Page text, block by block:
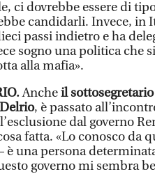
ci dovrebbe essere di
candidarli. Invece, in
passi indietro e ha
sogno una politica che
alla mafia».
Ancheil
, è passato
l’esclusione dal governo
fatta. «Lo conosco da
è una persona
governo mi sembra